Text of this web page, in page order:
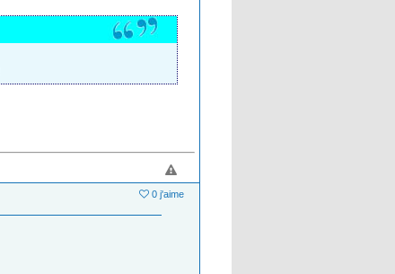
0 j'aime